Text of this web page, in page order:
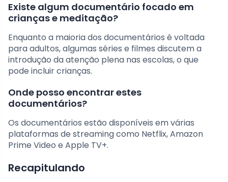
Existe algum documentário focado em
crianças e meditação?
Enquanto a maioria dos documentários é voltada
para adultos, algumas séries e filmes discutem a
introdução da atenção plena nas escolas, o que
pode incluir crianças.
Onde posso encontrar estes
documentários?
Os documentários estão disponíveis em várias
plataformas de streaming como Netflix, Amazon
Prime Video e Apple TV+.
Recapitulando